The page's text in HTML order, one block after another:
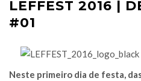
LEFFEST 2016 |
#01
Neste primeiro dia de festa,